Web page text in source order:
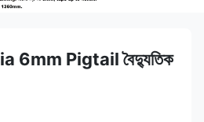
Dia 6mm Pigtail বৈদ্যুতিক